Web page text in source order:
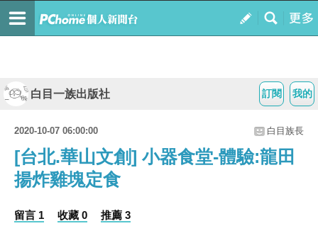
我的
訂閱
白目一族出版社
2020-10-07 06:00:00 白目族長
[台北.華山文創] 小器食堂-體驗:龍田
揚炸雞塊定食
留言 1 收藏 0 推薦 3